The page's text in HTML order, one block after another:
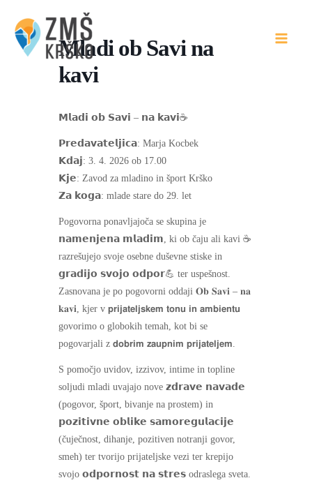
content
Mladi ob Savi na
kavi
𝗠𝗹𝗮𝗱𝗶 𝗼𝗯 𝗦𝗮𝘃𝗶 – 𝗻𝗮 𝗸𝗮𝘃𝗶☕
𝗣𝗿𝗲𝗱𝗮𝘃𝗮𝘁𝗲𝗹𝗷𝗶𝗰𝗮: Marja Kocbek
𝗞𝗱𝗮𝗷: 3. 4. 2026 ob 17.00
𝗞𝗷𝗲: Zavod za mladino in šport Krško
𝗭𝗮 𝗸𝗼𝗴𝗮: mlade stare do 29. let
Pogovorna ponavljajoča se skupina je
𝗻𝗮𝗺𝗲𝗻𝗷𝗲𝗻𝗮 𝗺𝗹𝗮𝗱𝗶𝗺, ki ob čaju ali kavi ☕
razrešujejo svoje osebne duševne stiske in
𝗴𝗿𝗮𝗱𝗶𝗷𝗼 𝘀𝘃𝗼𝗷𝗼 𝗼𝗱𝗽𝗼𝗿💪 ter uspešnost.
Zasnovana je po pogovorni oddaji 𝐎𝐛 𝐒𝐚𝐯𝐢 – 𝐧𝐚
𝐤𝐚𝐯𝐢, kjer v 𝗽𝗿𝗶𝗷𝗮𝘁𝗲𝗹𝗷𝘀𝗸𝗲𝗺 𝘁𝗼𝗻𝘂 𝗶𝗻 𝗮𝗺𝗯𝗶𝗲𝗻𝘁𝘂
govorimo o globokih temah, kot bi se
pogovarjali z 𝗱𝗼𝗯𝗿𝗶𝗺 𝘇𝗮𝘂𝗽𝗻𝗶𝗺 𝗽𝗿𝗶𝗷𝗮𝘁𝗲𝗹𝗷𝗲𝗺.
S pomočjo uvidov, izzivov, intime in topline
soljudi mladi uvajajo nove 𝘇𝗱𝗿𝗮𝘃𝗲 𝗻𝗮𝘃𝗮𝗱𝗲
(pogovor, šport, bivanje na prostem) in
𝗽𝗼𝘇𝗶𝘁𝗶𝘃𝗻𝗲 𝗼𝗯𝗹𝗶𝗸𝗲 𝘀𝗮𝗺𝗼𝗿𝗲𝗴𝘂𝗹𝗮𝗰𝗶𝗷𝗲
(čuječnost, dihanje, pozitiven notranji govor,
smeh) ter tvorijo prijateljske vezi ter krepijo
svojo 𝗼𝗱𝗽𝗼𝗿𝗻𝗼𝘀𝘁 𝗻𝗮 𝘀𝘁𝗿𝗲𝘀 odraslega sveta.